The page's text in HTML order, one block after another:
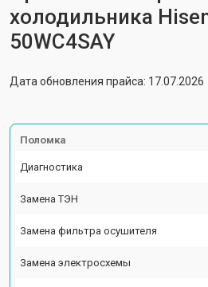
холодильника
50WС4SAY
Дата обновления прайса: 17.07.2026
Поломка
Диагностика
Замена ТЭН
Замена фильтра осушителя
Замена электросхемы